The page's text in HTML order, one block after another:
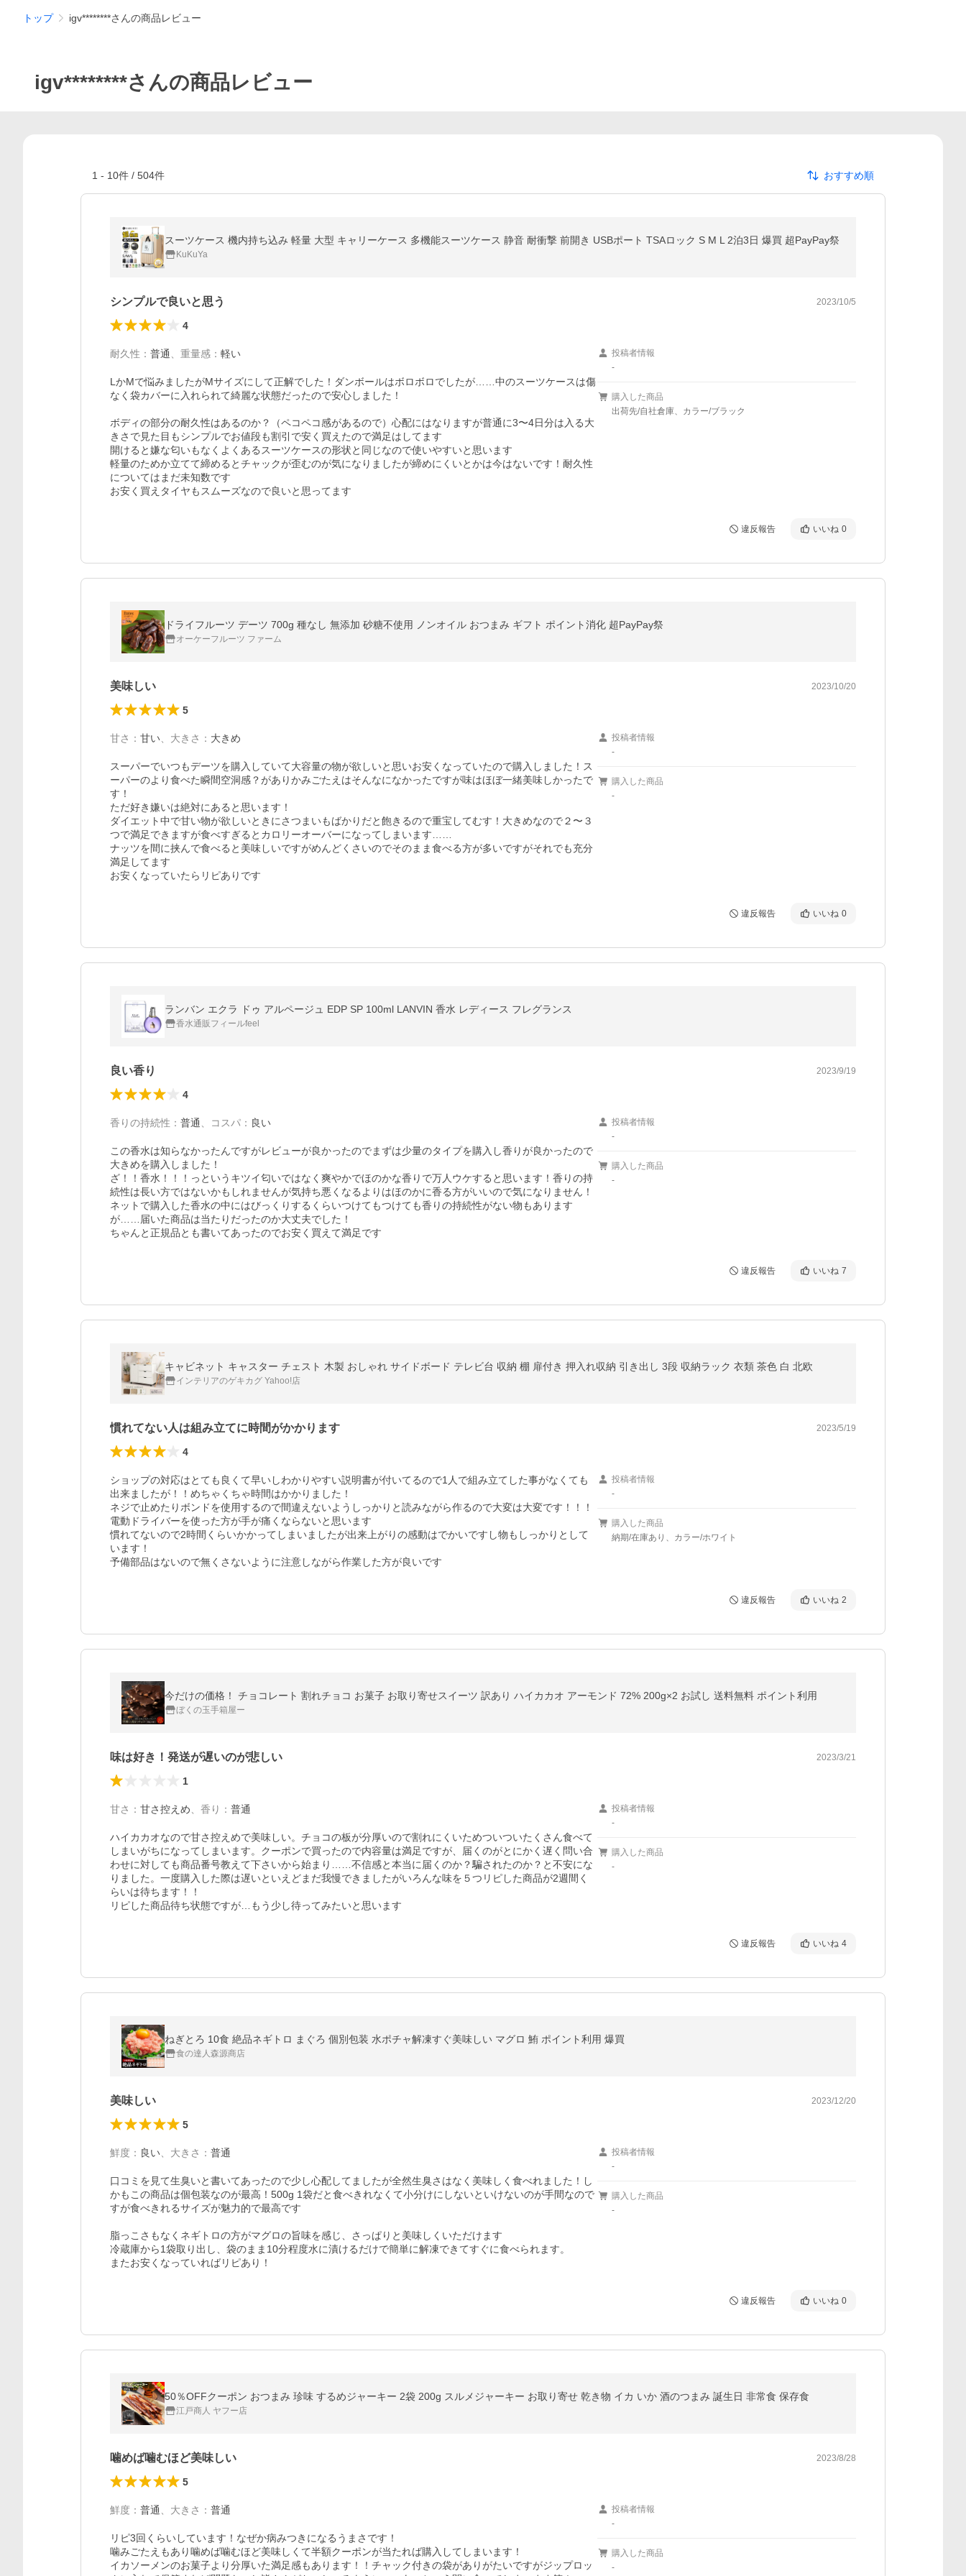
トップ igv********さんの商品レビュー
igv********さんの商品レビュー
1 - 10件 / 504件 おすすめ順
スーツケース 機内持ち込み 軽量 大型 キャリーケース 多機能スーツケース 静音 耐衝撃 前開き USBポート TSAロック S M L 2泊3日 爆買 超PayPay祭
KuKuYa
シンプルで良いと思う 2023/10/5
4
耐久性 ： 普通 重量感 ： 軽い
LかMで悩みましたがMサイズにして正解でした！ダンボールはボロボロでしたが……中のスーツケースは傷
なく袋カバーに入れられて綺麗な状態だったので安心しました！
ボディの部分の耐久性はあるのか？（ペコペコ感があるので）心配にはなりますが普通に3〜4日分は入る大
きさで見た目もシンプルでお値段も割引で安く買えたので満足はしてます
開けると嫌な匂いもなくよくあるスーツケースの形状と同じなので使いやすいと思います
軽量のためか立てて締めるとチャックが歪むのが気になりましたが締めにくいとかは今はないです！耐久性
についてはまだ未知数です
お安く買えタイヤもスムーズなので良いと思ってます
投稿者情報
-
購入した商品
出荷先/自社倉庫、カラー/ブラック
違反報告 いいね 0
ドライフルーツ デーツ 700g 種なし 無添加 砂糖不使用 ノンオイル おつまみ ギフト ポイント消化 超PayPay祭
オーケーフルーツ ファーム
美味しい 2023/10/20
5
甘さ ： 甘い 大きさ ： 大きめ
スーパーでいつもデーツを購入していて大容量の物が欲しいと思いお安くなっていたので購入しました！ス
ーパーのより食べた瞬間空洞感？がありかみごたえはそんなになかったですが味はほぼ一緒美味しかったで
す！
ただ好き嫌いは絶対にあると思います！
ダイエット中で甘い物が欲しいときにさつまいもばかりだと飽きるので重宝してむす！大きめなので２〜３
つで満足できますが食べすぎるとカロリーオーバーになってしまいます……
ナッツを間に挟んで食べると美味しいですがめんどくさいのでそのまま食べる方が多いですがそれでも充分
満足してます
お安くなっていたらリピありです
投稿者情報
-
購入した商品
-
違反報告 いいね 0
ランバン エクラ ドゥ アルページュ EDP SP 100ml LANVIN 香水 レディース フレグランス
香水通販フィールfeel
良い香り 2023/9/19
4
香りの持続性 ： 普通 コスパ ： 良い
この香水は知らなかったんですがレビューが良かったのでまずは少量のタイプを購入し香りが良かったので
大きめを購入しました！
ざ！！香水！！！っというキツイ匂いではなく爽やかでほのかな香りで万人ウケすると思います！香りの持
続性は長い方ではないかもしれませんが気持ち悪くなるよりはほのかに香る方がいいので気になりません！
ネットで購入した香水の中にはびっくりするくらいつけてもつけても香りの持続性がない物もあります
が……届いた商品は当たりだったのか大丈夫でした！
投稿者情報
-
購入した商品
-
違反報告 いいね 7
キャビネット キャスター チェスト 木製 おしゃれ サイドボード テレビ台 収納 棚 扉付き 押入れ収納 引き出し 3段 収納ラック 衣類 茶色 白 北欧
インテリアのゲキカグ Yahoo!店
慣れてない人は組み立てに時間がかかります 2023/5/19
4
ショップの対応はとても良くて早いしわかりやすい説明書が付いてるので1人で組み立てした事がなくても
出来ましたが！！めちゃくちゃ時間はかかりました！
ネジで止めたりボンドを使用するので間違えないようしっかりと読みながら作るので大変は大変です！！！
電動ドライバーを使った方が手が痛くならないと思います
慣れてないので2時間くらいかかってしまいましたが出来上がりの感動はでかいですし物もしっかりとして
います！
予備部品はないので無くさないように注意しながら作業した方が良いです
投稿者情報
-
購入した商品
納期/在庫あり、カラー/ホワイト
違反報告 いいね 2
今だけの価格！ チョコレート 割れチョコ お菓子 お取り寄せスイーツ 訳あり ハイカカオ アーモンド 72% 200g×2 お試し 送料無料 ポイント利用
ぼくの玉手箱屋ー
味は好き！発送が遅いのが悲しい 2023/3/21
1
甘さ ： 甘さ控えめ 香り ： 普通
ハイカカオなので甘さ控えめで美味しい。チョコの板が分厚いので割れにくいためついついたくさん食べて
しまいがちになってしまいます。クーポンで買ったので内容量は満足ですが、届くのがとにかく遅く問い合
わせに対しても商品番号教えて下さいから始まり……不信感と本当に届くのか？騙されたのか？と不安にな
りました。一度購入した際は遅いといえどまだ我慢できましたがいろんな味を５つリピした商品が2週間く
らいは待ちます！！
リピした商品待ち状態ですが…もう少し待ってみたいと思います
投稿者情報
-
購入した商品
-
違反報告 いいね 4
ねぎとろ 10食 絶品ネギトロ まぐろ 個別包装 水ポチャ解凍すぐ美味しい マグロ 鮪 ポイント利用 爆買
食の達人森源商店
美味しい 2023/12/20
5
鮮度 ： 良い 大きさ ： 普通
口コミを見て生臭いと書いてあったので少し心配してましたが全然生臭さはなく美味しく食べれました！し
かもこの商品は個包装なのが最高！500g 1袋だと食べきれなくて小分けにしないといけないのが手間なので
すが食べきれるサイズが魅力的で最高です
脂っこさもなくネギトロの方がマグロの旨味を感じ、さっぱりと美味しくいただけます
冷蔵庫から1袋取り出し、袋のまま10分程度水に漬けるだけで簡単に解凍できてすぐに食べられます。
またお安くなっていればリピあり！
投稿者情報
-
購入した商品
-
違反報告 いいね 0
50％OFFクーポン おつまみ 珍味 するめジャーキー 2袋 200g スルメジャーキー お取り寄せ 乾き物 イカ いか 酒のつまみ 誕生日 非常食 保存食
江戸商人 ヤフー店
噛めば噛むほど美味しい 2023/8/28
5
鮮度 ： 普通 大きさ ： 普通
リピ3回くらいしています！なぜか病みつきになるうまさです！
噛みごたえもあり噛めば噛むほど美味しくて半額クーポンが当たれば購入してしまいます！
イカソーメンのお菓子より分厚いた満足感もあります！！チャック付きの袋がありがたいですがジップロッ
投稿者情報
-
購入した商品
-